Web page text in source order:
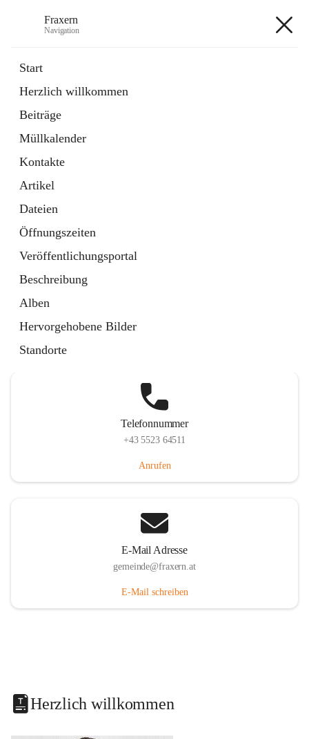
Fraxern
Navigation
Start
Herzlich willkommen
Beiträge
Müllkalender
Kontakte
Artikel
Dateien
Öffnungszeiten
Veröffentlichungsportal
Beschreibung
Alben
Hervorgehobene Bilder
Standorte
Ordner
in
Tab
Formulare
Artikel
öffnet
in
neuem
Tab
Telefonnummer
+43 5523 64511
Anrufen
E-Mail Adresse
gemeinde@fraxern.at
E-Mail schreiben
Herzlich willkommen